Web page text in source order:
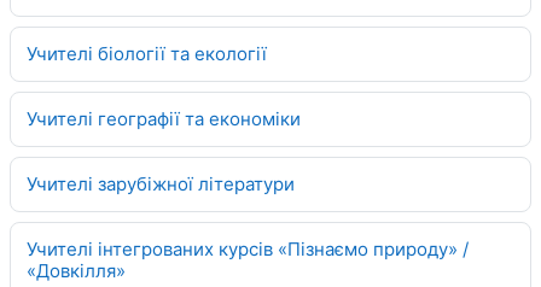
Учителі біології та екології
Учителі географії та економіки
Учителі зарубіжної літератури
Учителі інтегрованих курсів «Пізнаємо природу» /
«Довкілля»